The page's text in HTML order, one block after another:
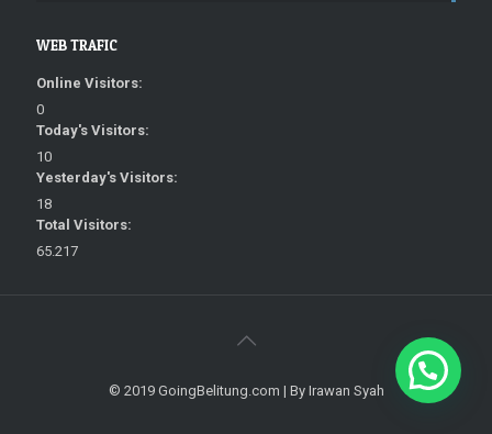
WEB TRAFIC
Online Visitors:
0
Today's Visitors:
10
Yesterday's Visitors:
18
Total Visitors:
65.217
© 2019 GoingBelitung.com | By Irawan Syah